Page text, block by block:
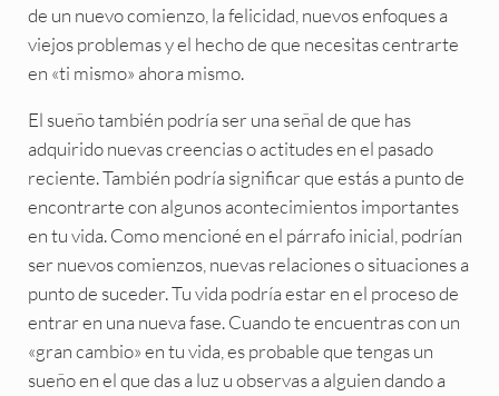
de un nuevo comienzo, la felicidad, nuevos enfoques a
viejos problemas y el hecho de que necesitas centrarte
en «ti mismo» ahora mismo.
El sueño también podría ser una señal de que has
adquirido nuevas creencias o actitudes en el pasado
reciente. También podría significar que estás a punto de
encontrarte con algunos acontecimientos importantes
en tu vida. Como mencioné en el párrafo inicial, podrían
ser nuevos comienzos, nuevas relaciones o situaciones a
punto de suceder. Tu vida podría estar en el proceso de
entrar en una nueva fase. Cuando te encuentras con un
«gran cambio» en tu vida, es probable que tengas un
sueño en el que das a luz u observas a alguien dando a